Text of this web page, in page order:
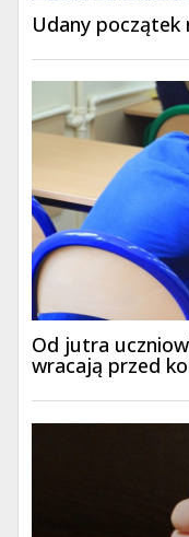
Udany początek
Od jutra
wracają przed